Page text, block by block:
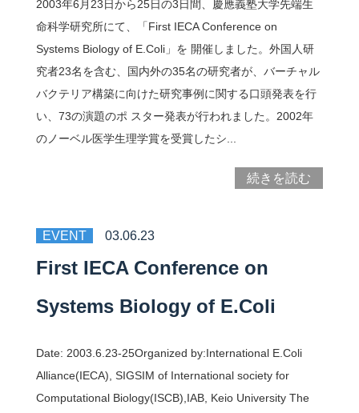
2003年6月23日から25日の3日間、慶應義塾大学先端生
命科学研究所にて、「First IECA Conference on
Systems Biology of E.Coli」を 開催しました。外国人研
究者23名を含む、国内外の35名の研究者が、バーチャル
バクテリア構築に向けた研究事例に関する口頭発表を行
い、73の演題のポ スター発表が行われました。2002年
のノーベル医学生理学賞を受賞したシ...
続きを読む
EVENT 03.06.23
First IECA Conference on
Systems Biology of E.Coli
Date: 2003.6.23-25Organized by:International E.Coli
Alliance(IECA), SIGSIM of International society for
Computational Biology(ISCB),IAB, Keio University The